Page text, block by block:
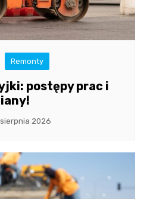
Remonty
postępy prac i
2026